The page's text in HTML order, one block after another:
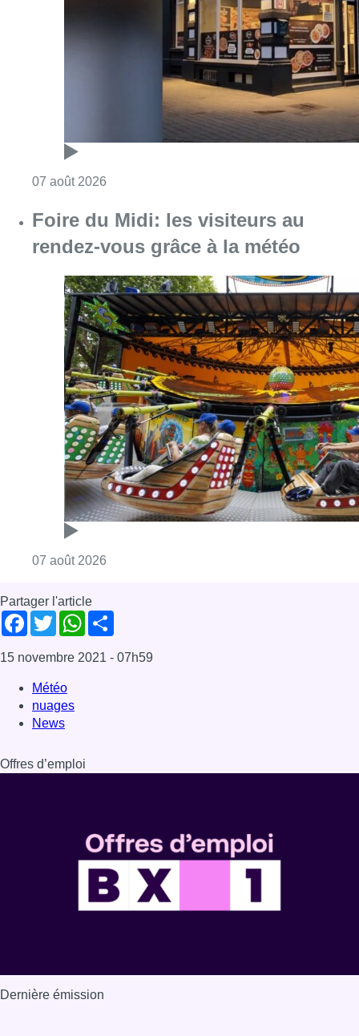
07 août 2026
Foire du Midi: les visiteurs au
rendez-vous grâce à la météo
07 août 2026
Partager l'article
Facebook
TwitterWhatsApp
15 novembre 2021 - 07h59
Météo
nuages
News
Offres d’emploi
Dernière émission